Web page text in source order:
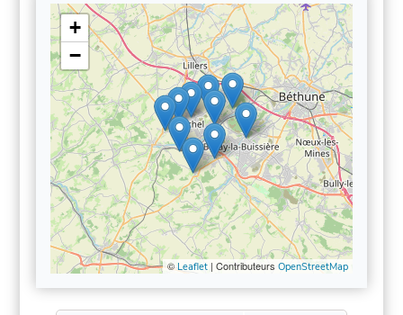
+
−
© Leaflet| Contributeurs OpenStreetMap